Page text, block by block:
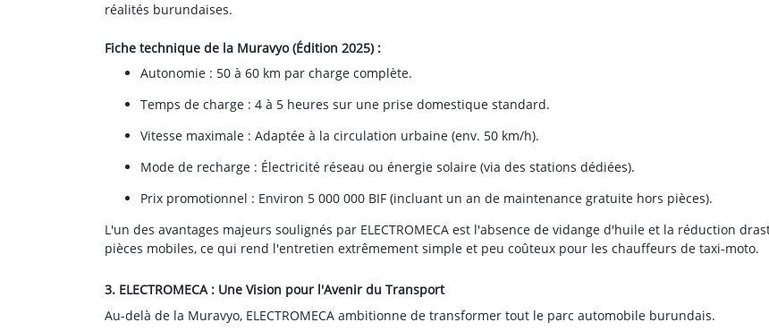
réalités burundaises.
Fiche technique de la Muravyo (Édition 2025) :
Autonomie : 50 à 60 km par charge complète.
Temps de charge : 4 à 5 heures sur une prise domestique standard.
Vitesse maximale : Adaptée à la circulation urbaine (env. 50 km/h).
Mode de recharge : Électricité réseau ou énergie solaire (via des stations dédiées).
Prix promotionnel : Environ 5 000 000 BIF (incluant un an de maintenance gratuite hors pièces).
L'un des avantages majeurs soulignés par ELECTROMECA est l'absence de vidange d'huile et la réduction
pièces mobiles, ce qui rend l'entretien extrêmement simple et peu coûteux pour les chauffeurs de taxi-moto.
3. ELECTROMECA : Une Vision pour l'Avenir du Transport
Au-delà de la Muravyo, ELECTROMECA ambitionne de transformer tout le parc automobile burundais.